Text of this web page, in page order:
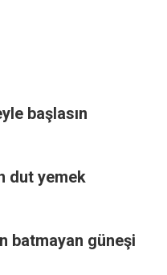
başlasın
dut yemek
batmayan güneşi